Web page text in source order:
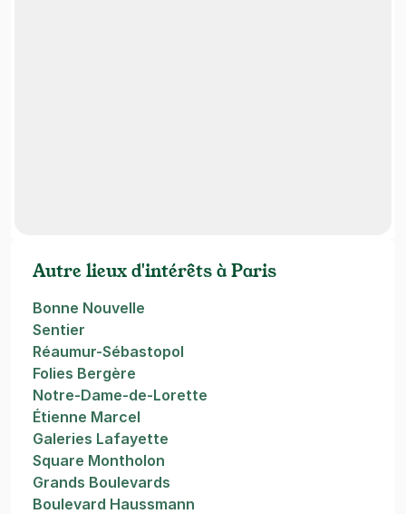
Autre lieux d'intérêts à Paris
Bonne Nouvelle
Sentier
Réaumur-Sébastopol
Folies Bergère
Notre-Dame-de-Lorette
Étienne Marcel
Galeries Lafayette
Square Montholon
Grands Boulevards
Boulevard Haussmann